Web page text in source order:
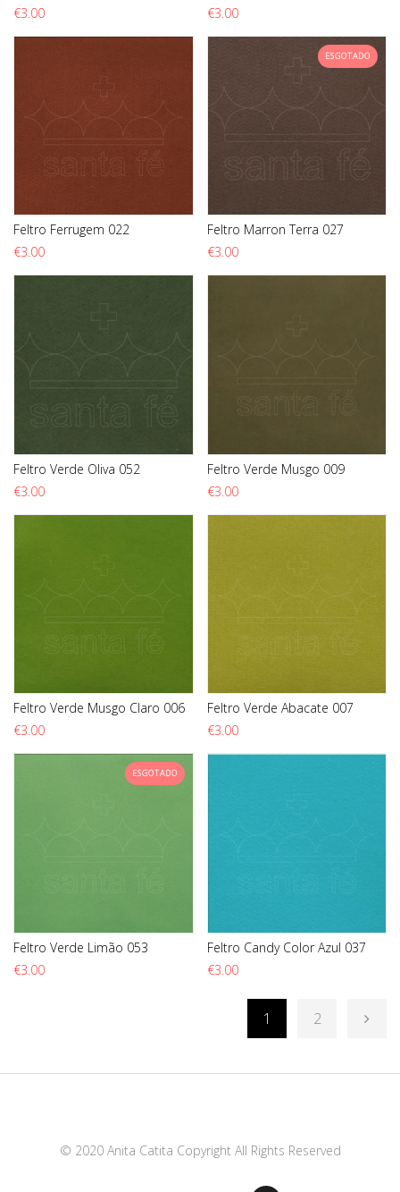
€3.00
€3.00
Feltro Ferrugem 022
€3.00
ESGOTADO
Feltro Marron Terra 027
€3.00
Feltro Verde Oliva 052
€3.00
Feltro Verde Musgo 009
€3.00
Feltro Verde Musgo Claro 006
€3.00
Feltro Verde Abacate 007
€3.00
ESGOTADO
Feltro Verde Limão 053
€3.00
Feltro Candy Color Azul 037
€3.00
1 2
© 2020 Anita Catita Copyright All Rights Reserved